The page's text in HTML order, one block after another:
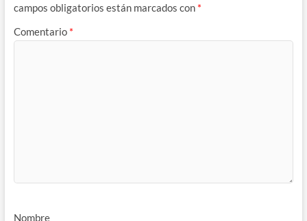
campos obligatorios están marcados con *
Comentario *
Nombre